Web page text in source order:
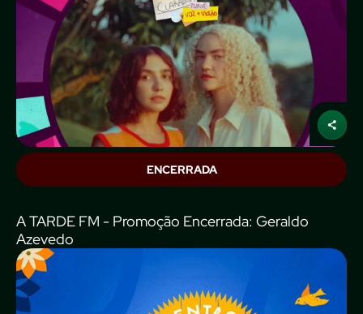
ENCERRADA
A TARDE FM - Promoção Encerrada: Geraldo
Azevedo